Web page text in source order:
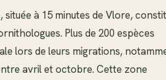
, située à 15 minutes de Vlore,
Plus de 200 espèces
lors de leurs migrations,
avril et octobre. Cette zone